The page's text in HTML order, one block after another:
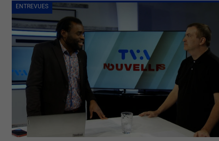
ENTREVUES